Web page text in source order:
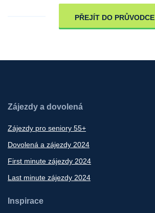
PŘEJÍT DO PRŮVODCE
Zájezdy a dovolená
Zájezdy pro seniory 55+
Dovolená a zájezdy 2024
First minute zájezdy 2024
Last minute zájezdy 2024
Inspirace